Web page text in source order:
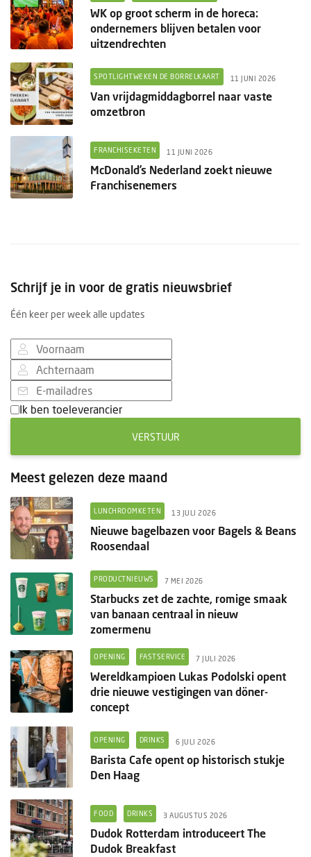
WK op groot scherm in de horeca:
ondernemers blijven betalen voor
uitzendrechten
SPOTLIGHTWEKEN DE BORRELKAART 11 JUNI 2026
Van vrijdagmiddagborrel naar vaste
omzetbron
FRANCHISEKETEN 11 JUNI 2026
McDonald’s Nederland zoekt nieuwe
Franchisenemers
Schrijf je in voor de gratis nieuwsbrief
Één keer per week alle updates
Ik ben toeleverancier
VERSTUUR
Meest gelezen deze maand
LUNCHROOMKETEN 13 JULI 2026
Nieuwe bagelbazen voor Bagels & Beans
Roosendaal
PRODUCTNIEUWS 7 MEI 2026
Starbucks zet de zachte, romige smaak
van banaan centraal in nieuw
zomermenu
OPENING FASTSERVICE 7 JULI 2026
Wereldkampioen Lukas Podolski opent
drie nieuwe vestigingen van döner-
concept
OPENING DRINKS 6 JULI 2026
Barista Cafe opent op historisch stukje
Den Haag
FOOD DRINKS 3 AUGUSTUS 2026
Dudok Rotterdam introduceert The
Dudok Breakfast